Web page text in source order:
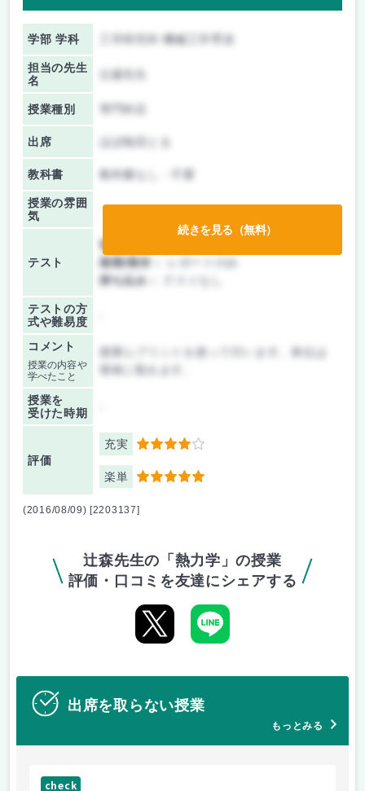
学部 学科 工学研究科 機械工学専攻
担当の先生
名
辻森先生
授業種別
出席 ほぼ毎回とる
教科書 教科書なし・不要
授業の雰囲
気
テスト
前期/中間：
後期/期末：
持ち込み：
テストの方
式や難易度
コメント
授業の内容や
学べたこと
授業を
受けた時期
評価
充実 4
楽単 5
続きを見る（無料）
(2016/08/09) [2203137]
辻森先生の「熱力学」の授業
評価・口コミを友達にシェアする
出席を取らない授業
もっとみる
check